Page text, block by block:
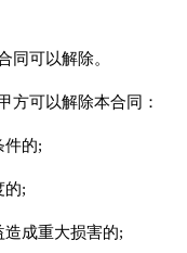
同可以解除。
方可以解除本合同：
件的;
的;
成重大损害的;